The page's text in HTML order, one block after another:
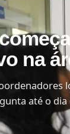
na
até o